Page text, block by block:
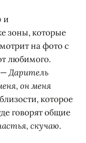
и
зоны, которые
на фото с
любимого.
—Даритель
он меня
которое
говорят общие
скучаю.